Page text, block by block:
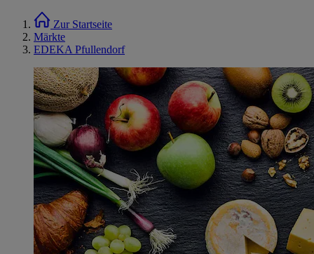
Zur Startseite
Märkte
EDEKA Pfullendorf